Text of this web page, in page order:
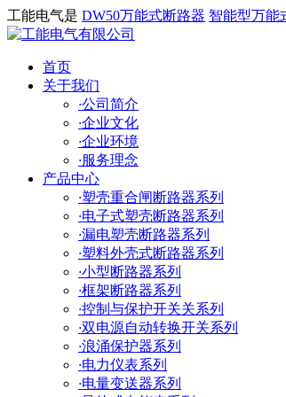
工能电气是 DW50万能式断路器 智能型万能
首页
关于我们
·公司简介
·企业文化
·企业环境
·服务理念
产品中心
·塑壳重合闸断路器系列
·电子式塑壳断路器系列
·漏电塑壳断路器系列
·塑料外壳式断路器系列
·小型断路器系列
·框架断路器系列
·控制与保护开关关系列
·双电源自动转换开关系列
·浪涌保护器系列
·电力仪表系列
·电量变送器系列